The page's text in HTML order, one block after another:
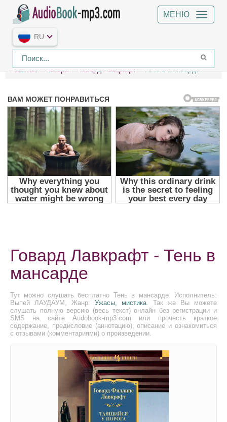
МЕНЮ
RU
Главная Авторы Говард Лавкрафт Тень в мансарде
Говард Лавкрафт - Тень в
мансарде
Тут можно слушать бесплатно Тень в мансарде. Исполнитель:
Выпей ЛАУДАУМ, Жанр: Ужасы, мистика. Так же Вы можете
слушать полную версию (весь текст) онлайн без регистрации и
SMS на сайте Audobook-mp3.com или прочесть краткое
содержание, предисловие (аннотацию), описание и ознакомиться
с отзывами (комментариями) о произведении.